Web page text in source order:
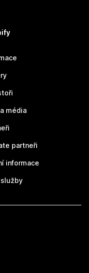
média
partneři
informace